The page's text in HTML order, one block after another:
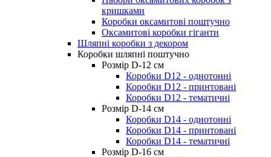
кришками
Коробки оксамитові поштучно
Оксамитові коробки гіганти
Шляпні коробки з декором
Коробки шляпні поштучно
Розмір D-12 cм
Коробки D12 - однотонні
Коробки D12 - принтовані
Коробки D12 - тематичні
Розмір D-14 cм
Коробки D14 - однотонні
Коробки D14 - принтовані
Коробки D14 - тематичні
Розмір D-16 cм